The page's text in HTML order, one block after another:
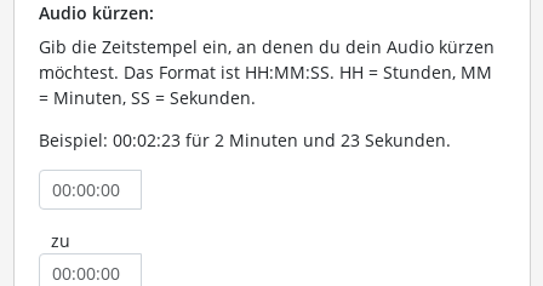
Audio kürzen:
Gib die Zeitstempel ein, an denen du dein Audio kürzen
möchtest. Das Format ist HH:MM:SS. HH = Stunden, MM
= Minuten, SS = Sekunden.
Beispiel: 00:02:23 für 2 Minuten und 23 Sekunden.
zu